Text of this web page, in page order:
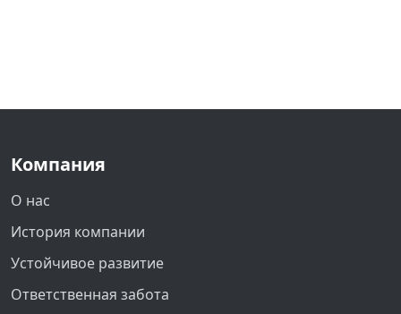
Компания
О нас
История компании
Устойчивое развитие
Ответственная забота